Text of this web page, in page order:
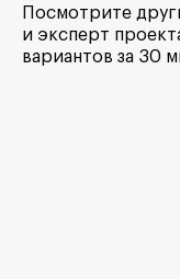
Посмотрите
и эксперт
вариантов за 30